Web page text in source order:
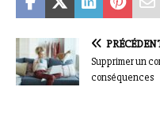
Supprimer un
conséquences